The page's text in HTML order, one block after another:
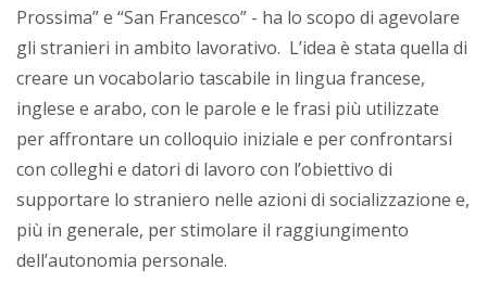
Prossima” e “San Francesco” - ha lo scopo di agevolare
gli stranieri in ambito lavorativo. L’idea è stata quella di
creare un vocabolario tascabile in lingua francese,
inglese e arabo, con le parole e le frasi più utilizzate
per affrontare un colloquio iniziale e per confrontarsi
con colleghi e datori di lavoro con l’obiettivo di
supportare lo straniero nelle azioni di socializzazione e,
più in generale, per stimolare il raggiungimento
dell’autonomia personale.